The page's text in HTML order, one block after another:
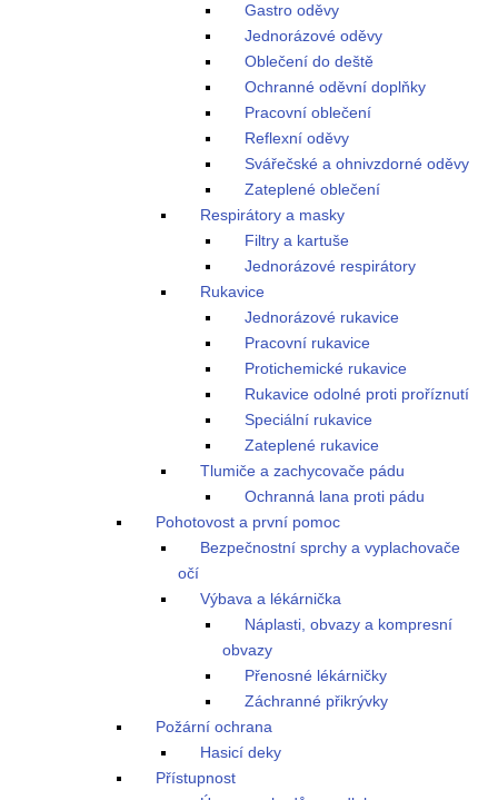
Gastro oděvy
Jednorázové oděvy
Oblečení do deště
Ochranné oděvní doplňky
Pracovní oblečení
Reflexní oděvy
Svářečské a ohnivzdorné oděvy
Zateplené oblečení
Respirátory a masky
Filtry a kartuše
Jednorázové respirátory
Rukavice
Jednorázové rukavice
Pracovní rukavice
Protichemické rukavice
Rukavice odolné proti proříznutí
Speciální rukavice
Zateplené rukavice
Tlumiče a zachycovače pádu
Ochranná lana proti pádu
Pohotovost a první pomoc
Bezpečnostní sprchy a vyplachovače
očí
Výbava a lékárnička
Náplasti, obvazy a kompresní
obvazy
Přenosné lékárničky
Záchranné přikrývky
Požární ochrana
Hasicí deky
Přístupnost